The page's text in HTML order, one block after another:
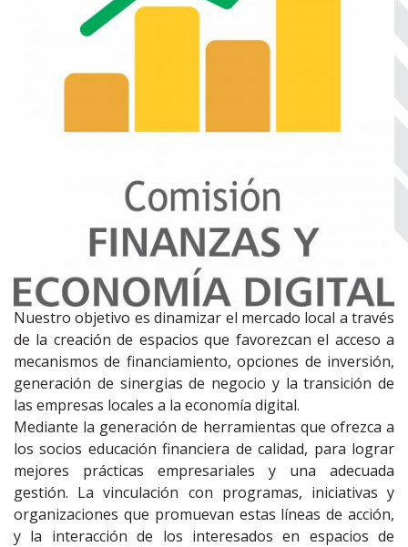
Nuestro objetivo es dinamizar el mercado local a través
de la creación de espacios que favorezcan el acceso a
mecanismos de financiamiento, opciones de inversión,
generación de sinergias de negocio y la transición de
las empresas locales a la economía digital.
Mediante la generación de herramientas que ofrezca a
los socios educación financiera de calidad, para lograr
mejores prácticas empresariales y una adecuada
gestión. La vinculación con programas, iniciativas y
organizaciones que promuevan estas líneas de acción,
y la interacción de los interesados en espacios de